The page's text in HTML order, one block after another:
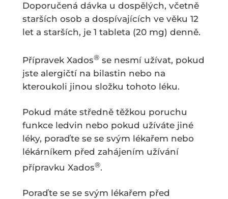
Doporučená dávka u dospělých, včetně
starších osob a dospívajících ve věku 12
let a starších, je 1 tableta (20 mg) denně.
Přípravek Xados® se nesmí užívat, pokud
jste alergičtí na bilastin nebo na
kteroukoli jinou složku tohoto léku.
Pokud máte středně těžkou poruchu
funkce ledvin nebo pokud užíváte jiné
léky, poraďte se se svým lékařem nebo
lékárníkem před zahájením užívání
přípravku Xados®.
Poraďte se se svým lékařem před